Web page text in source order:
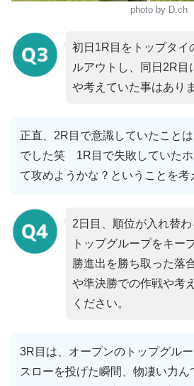
photo by D.ch
初日1R目をトップタイ
ルアウトし、同日2R目
や考えていた事はあり
正直、2R目で意識していたこと
でした笑 1R目で失敗していたホ
て攻めようかな？ということを考
2日目、順位が入れ替
トップグループをキー
勝進出を勝ち取った落
や準決勝での作戦や考
ください。
3R目は、オープンのトップグル
スローを投げた瞬間、物凄い力ん